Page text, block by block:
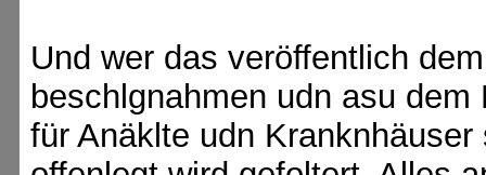
Und wer das veröffentlich
beschlgnahmen udn asu
für Anäklte udn